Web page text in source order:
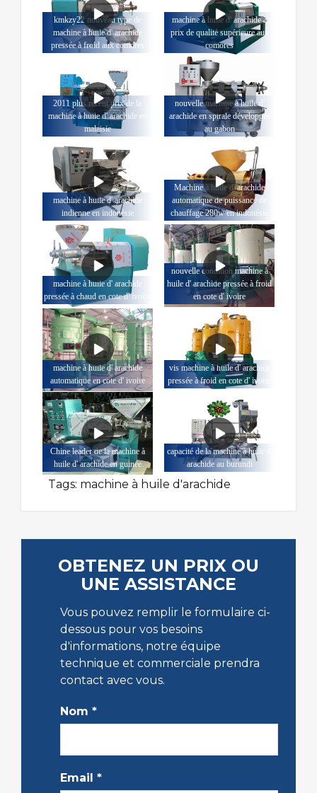
kmkzy22 nouveau type de
machine à huile d' arachide
pressée à froid aux comores
machine à huile d' arachide à
prix de qualité supérieure aux
comores
2011 plus récent prix de la
machine à huile d' arachide en
malaisie
nouvelle machine à huile d'
arachide en spirale développée
au gabon
machine à huile d' arachide
indienne en indonésie
Machine à huile d' arachide
automatique de puissance de
chauffage 280w en indonésie
machine à huile d' arachide
pressée à chaud en cote d' ivoire
nouvelle condition machine à
huile d' arachide pressée à froid
en cote d' ivoire
machine à huile d' arachide
automatique en cote d' ivoire
vis machine à huile d' arachide
pressée à froid en cote d' ivoire
Chine leader de la machine à
huile d' arachide en guinée
capacité de la machine à huile d'
arachide au burundi
Tags: machine à huile d'arachide
OBTENEZ UN PRIX OU
UNE ASSISTANCE
Vous pouvez remplir le formulaire ci-
dessous pour vos besoins
d'informations, notre équipe
technique et commerciale prendra
contact avec vous.
Nom *
Email *